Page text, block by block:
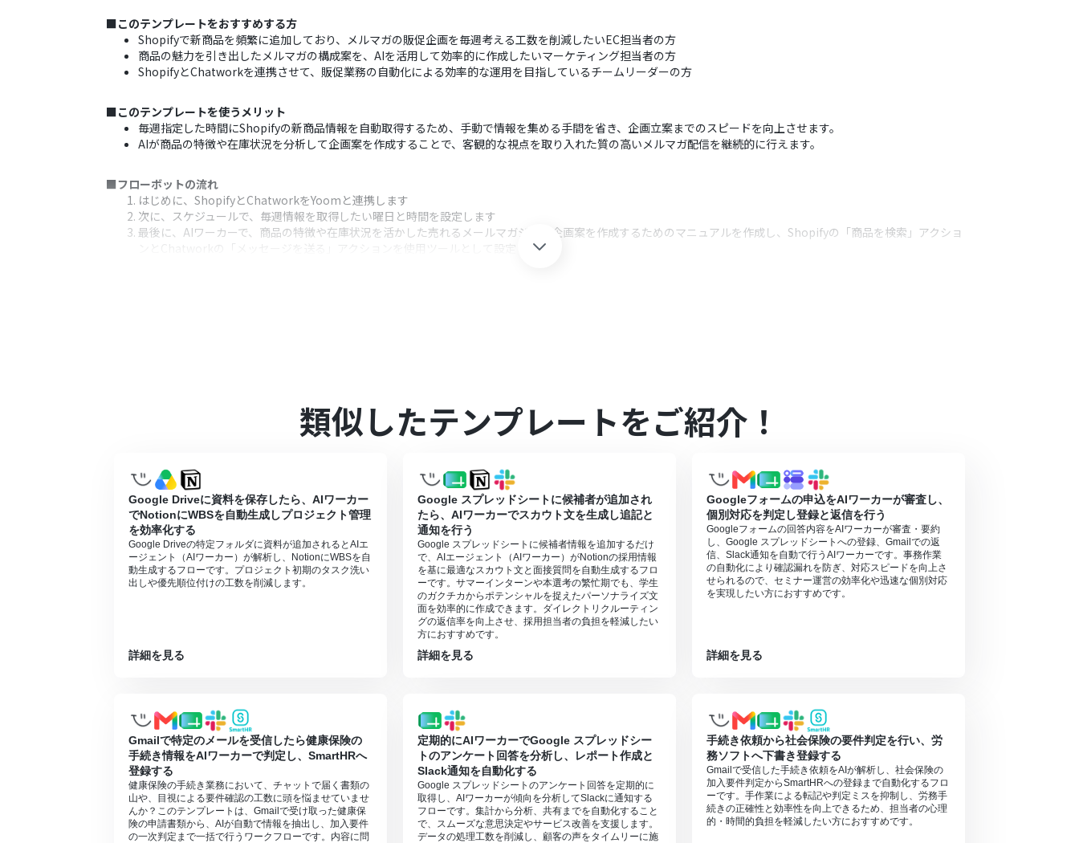
■このテンプレートをおすすめする方
Shopifyで新商品を頻繁に追加しており、メルマガの販促企画を毎週考える工数を削減したいEC担当者の方
商品の魅力を引き出したメルマガの構成案を、AIを活用して効率的に作成したいマーケティング担当者の方
ShopifyとChatworkを連携させて、販促業務の自動化による効率的な運用を目指しているチームリーダーの方
■このテンプレートを使うメリット
毎週指定した時間にShopifyの新商品情報を自動取得するため、手動で情報を集める手間を省き、企画立案までのスピードを向上させます。
AIが商品の特徴や在庫状況を分析して企画案を作成することで、客観的な視点を取り入れた質の高いメルマガ配信を継続的に行えます。
■フローボットの流れ
はじめに、ShopifyとChatworkをYoomと連携します
次に、スケジュールで、毎週情報を取得したい曜日と時間を設定します
最後に、AIワーカーで、商品の特徴や在庫状況を活かした売れるメールマガジンの企画案を作成するためのマニュアルを作成し、Shopifyの「商品を検索」アクショ
ンとChatworkの「メッセージを送る」アクションを使用ツールとして設定します
Shopify、ChatworkのそれぞれとYoomを連携してください。AIワーカー内で使用するツール（アプリ）についてもマイアプリ連携が必要です。
【AIワーカー】基本的な設定方法」をご参照ください。
AIワーカーの同時実行数・作成可能なAIワーカー数・利用可能なAIモデルはご契約中のプランによって異なります。
AIワーカーは、テスト実行でも本番実行と同様にタスクを消費しますのでご注意ください。詳細は「
【AIワーカー】タスク実行数の計算方法
AIワーカーはマニュアルを詳細に設定することで適切な処理を実行しやすくなります。詳細は「 【AIワーカー】マニュアルの作成方法」をご参照ください。
類似したテンプレートをご紹介！
Google Driveに資料を保存したら、AIワーカー
でNotionにWBSを自動生成しプロジェクト管理
を効率化する
Google Driveの特定フォルダに資料が追加されるとAIエ
ージェント（AIワーカー）が解析し、NotionにWBSを自
動生成するフローです。プロジェクト初期のタスク洗い
出しや優先順位付けの工数を削減します。
詳細を見る
Google スプレッドシートに候補者が追加され
たら、AIワーカーでスカウト文を生成し追記と
通知を行う
Google スプレッドシートに候補者情報を追加するだけ
で、AIエージェント（AIワーカー）がNotionの採用情報
を基に最適なスカウト文と面接質問を自動生成するフロ
ーです。サマーインターンや本選考の繁忙期でも、学生
のガクチカからポテンシャルを捉えたパーソナライズ文
面を効率的に作成できます。ダイレクトリクルーティン
グの返信率を向上させ、採用担当者の負担を軽減したい
方におすすめです。
詳細を見る
Googleフォームの申込をAIワーカーが審査し、
個別対応を判定し登録と返信を行う
Googleフォームの回答内容をAIワーカーが審査・要約
し、Google スプレッドシートへの登録、Gmailでの返
信、Slack通知を自動で行うAIワーカーです。事務作業
の自動化により確認漏れを防ぎ、対応スピードを向上さ
せられるので、セミナー運営の効率化や迅速な個別対応
を実現したい方におすすめです。
詳細を見る
Gmailで特定のメールを受信したら健康保険の
手続き情報をAIワーカーで判定し、SmartHRへ
登録する
健康保険の手続き業務において、チャットで届く書類の
山や、目視による要件確認の工数に頭を悩ませていませ
んか？このテンプレートは、Gmailで受け取った健康保
険の申請書類から、AIが自動で情報を抽出し、加入要件
の一次判定まで一括で行うワークフローです。内容に問
定期的にAIワーカーでGoogle スプレッドシー
トのアンケート回答を分析し、レポート作成と
Slack通知を自動化する
Google スプレッドシートのアンケート回答を定期的に
取得し、AIワーカーが傾向を分析してSlackに通知する
フローです。集計から分析、共有までを自動化すること
で、スムーズな意思決定やサービス改善を支援します。
データの処理工数を削減し、顧客の声をタイムリーに施
手続き依頼から社会保険の要件判定を行い、労
務ソフトへ下書き登録する
Gmailで受信した手続き依頼をAIが解析し、社会保険の
加入要件判定からSmartHRへの登録まで自動化するフロ
ーです。手作業による転記や判定ミスを抑制し、労務手
続きの正確性と効率性を向上できるため、担当者の心理
的・時間的負担を軽減したい方におすすめです。